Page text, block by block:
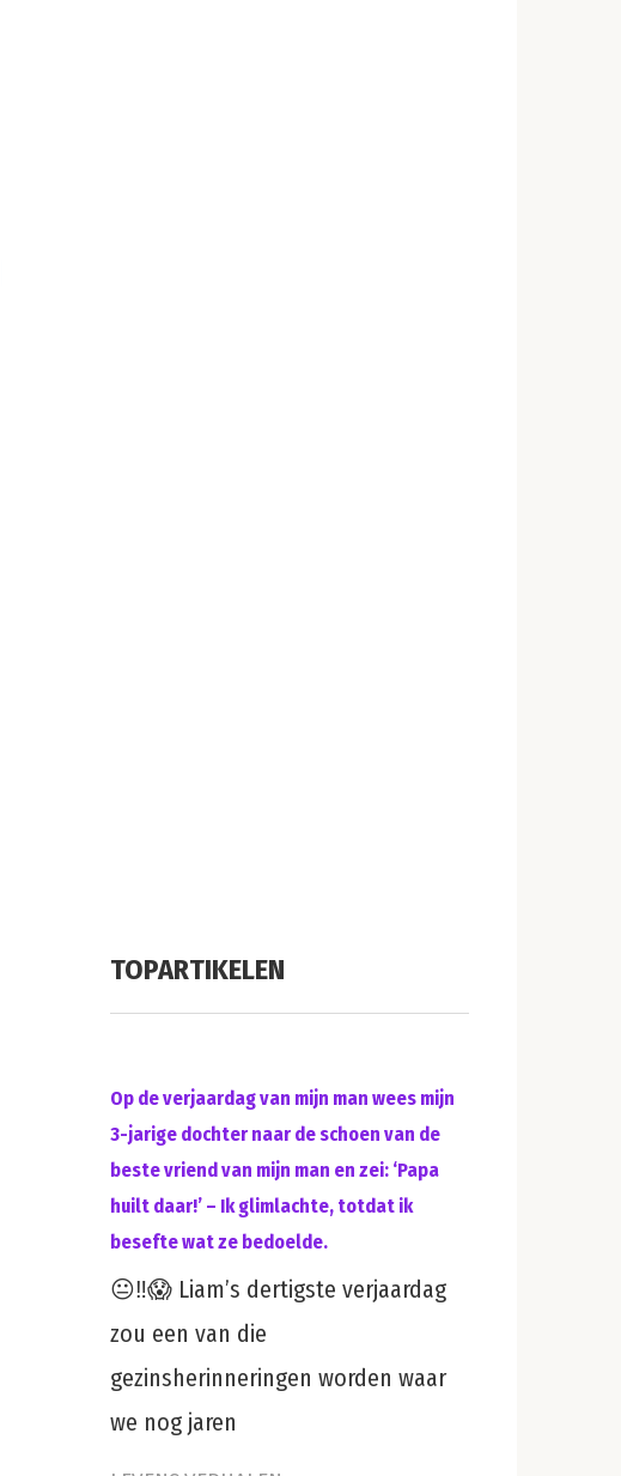
TOPARTIKELEN
Op de verjaardag van mijn man wees mijn
3-jarige dochter naar de schoen van de
beste vriend van mijn man en zei: ‘Papa
huilt daar!’ – Ik glimlachte, totdat ik
besefte wat ze bedoelde.
😐‼️😱 Liam’s dertigste verjaardag
zou een van die
gezinsherinneringen worden waar
we nog jaren